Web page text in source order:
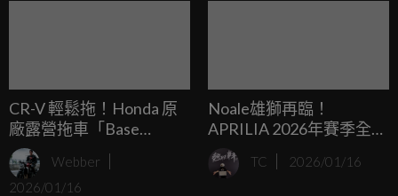
CR-V 輕鬆拖！Honda 原
廠露營拖車「Base
Station」發表，超帥模組
化設計像太空艙
Webber
2026/01/16
Noale雄獅再臨！
APRILIA 2026年賽季全新
廠隊RS-GP塗裝亮相，獅
頭標誌重新回歸！
TC 2026/01/16